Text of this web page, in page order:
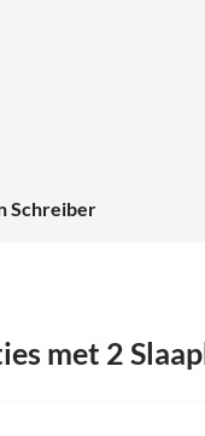
Schreiber
met 2